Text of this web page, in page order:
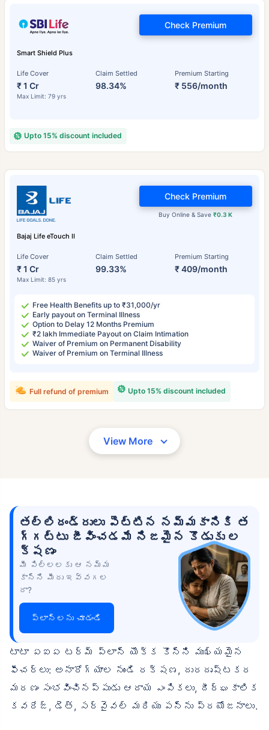
Smart Shield Plus
Life Cover
₹ 1 Cr
Max Limit: 79 yrs
Claim Settled
98.34%
Premium Starting
₹ 556/month
Check Premium
Upto 15% discount included
Bajaj Life eTouch II
Life Cover
₹ 1 Cr
Max Limit: 85 yrs
Claim Settled
99.33%
Premium Starting
₹ 409/month
Buy Online & Save₹0.3 K
Check Premium
Free Health Benefits up to ₹31,000/yr
Early payout on Terminal Illness
Option to Delay 12 Months Premium
₹2 lakh Immediate Payout on Claim Intimation
Waiver of Premium on Permanent Disability
Waiver of Premium on Terminal Illness
Upto 15% discount included
Full refund of premium
View More
తల్లిదండ్రులు పెట్టిన నమ్మకానికి త
గ్గట్టు జీవించడమే నిజమైన కొడుకు ల
క్షణం
మీ పిల్లలకు ఆ నమ్మ
కాన్ని మీరు ఇవ్వగల
రా?
ప్లాన్లను చూడండి
టాటా ఏఐఏ టర్మ్ ప్లాన్ యొక్క కొన్ని ముఖ్యమైన
ఫీచర్లు: అనారోగ్యాల నుండి రక్షణ, దురదృష్టకర
మరణం సంభవించినప్పుడు ఆదాయ ఎంపికలు, దీర్ఘకాలిక
కవరేజ్, డెత్, సర్వైవల్ మరియు పన్ను ప్రయోజనాలు.